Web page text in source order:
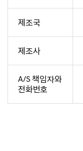
제조국
제조사
A/S 책임자와
전화번호